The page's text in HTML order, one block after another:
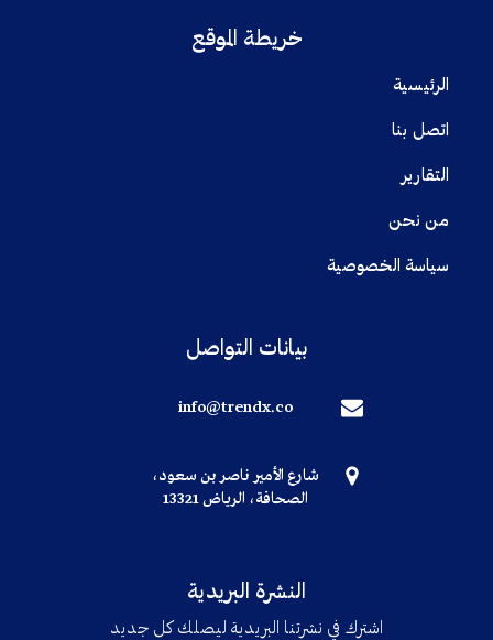
خريطة الموقع
الرئيسية
اتصل بنا
التقارير
من نحن
سياسة الخصوصية
بيانات التواصل
info@trendx.co
شارع الأمير ناصر بن سعود،
الصحافة، الرياض 13321
النشرة البريدية
اشترك في نشرتنا البريدية ليصلك كل جديد